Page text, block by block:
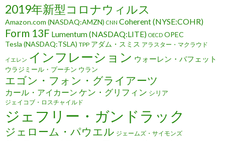
2019年新型コロナウィルス
Amazon.com (NASDAQ:AMZN) CNN Coherent (NYSE:COHR)
Form 13F Lumentum (NASDAQ:LITE) OECD OPEC
Tesla (NASDAQ:TSLA) TPP アダム・スミス アラスター・マクラウド
イエレン インフレーション ウォーレン・バフェット
ウラジミール・プーチン ウラン
エゴン・フォン・グライアーツ
カール・アイカーン ケン・グリフィン シリア
ジェイコブ・ロスチャイルド
ジェフリー・ガンドラック
ジェローム・パウエル ジェームズ・サイモンズ